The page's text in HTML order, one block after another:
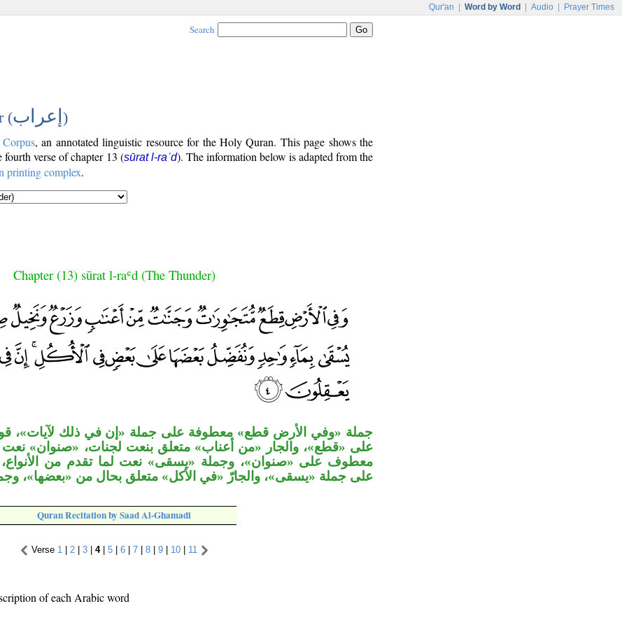
Qur'an Word by Word Audio Prayer Times
Search
(إعراب )
, an annotated linguistic resource for the Holy Quran. This page shows the
fourth verse of chapter 13 (sūrat l-raʿd). The information below is adapted from the
printing complex.
Chapter (13) sūrat l-raʿd (The Thunder)
جملة «وفي الأرض قطع» معطوفة على جملة «إن في ذلك لآيات»،
على «قطع»، والجار «من أعناب» متعلق بنعت لجنات، «صنوان» نعت
معطوف على «صنوان»، وجملة «يسقى» نعت لما تقدم من
على جملة «يسقى»، والجارّ «في الأكل» متعلق بحال من «بعضها»،
Quran Recitation by Saad Al-Ghamadi
Verse 1 2| 3| 4| 5| 6| 7| 8| 9| 10| 11
of each Arabic word